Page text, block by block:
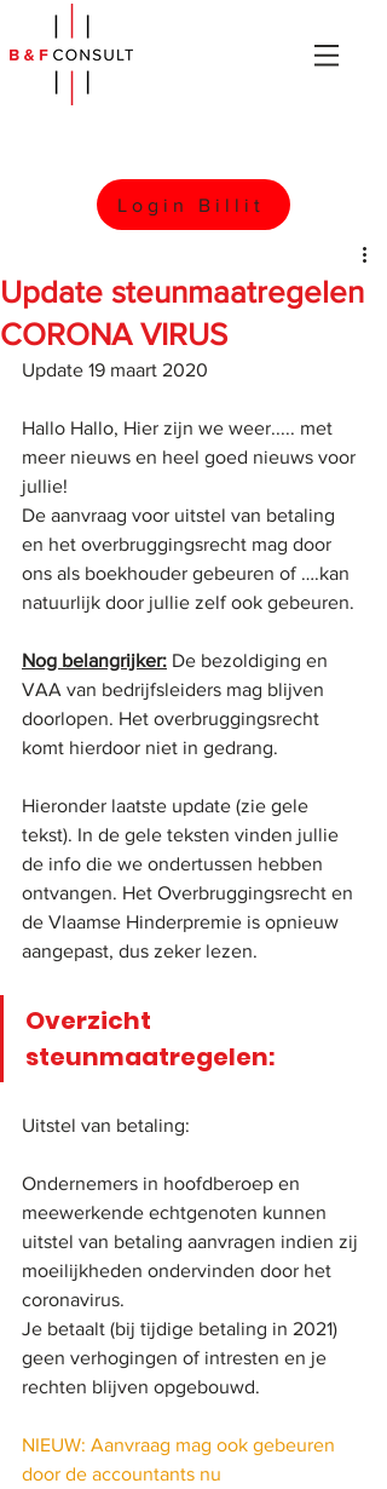
Login Billit
Update steunmaatregelen
CORONA VIRUS
Update 19 maart 2020
Hallo Hallo, Hier zijn we weer..... met
meer nieuws en heel goed nieuws voor
jullie!
De aanvraag voor uitstel van betaling
en het overbruggingsrecht mag door
ons als boekhouder gebeuren of ….kan
natuurlijk door jullie zelf ook gebeuren.
Nog belangrijker: De bezoldiging en
VAA van bedrijfsleiders mag blijven
doorlopen. Het overbruggingsrecht
komt hierdoor niet in gedrang.
Hieronder laatste update (zie gele
tekst). In de gele teksten vinden jullie
de info die we ondertussen hebben
ontvangen. Het Overbruggingsrecht en
de Vlaamse Hinderpremie is opnieuw
aangepast, dus zeker lezen.
Overzicht
steunmaatregelen:
Uitstel van betaling:
Ondernemers in hoofdberoep en
meewerkende echtgenoten kunnen
uitstel van betaling aanvragen indien zij
moeilijkheden ondervinden door het
coronavirus.
Je betaalt (bij tijdige betaling in 2021)
geen verhogingen of intresten en je
rechten blijven opgebouwd.
NIEUW: Aanvraag mag ook gebeuren
door de accountants nu